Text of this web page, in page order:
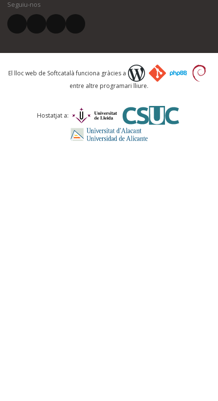
El vostre correu electrònic *
Què proposeu?
Comentari *
Seguiu-nos
El lloc web de Softcatalà funciona gràcies a
entre altre programari lliure.
Hostatjat a: